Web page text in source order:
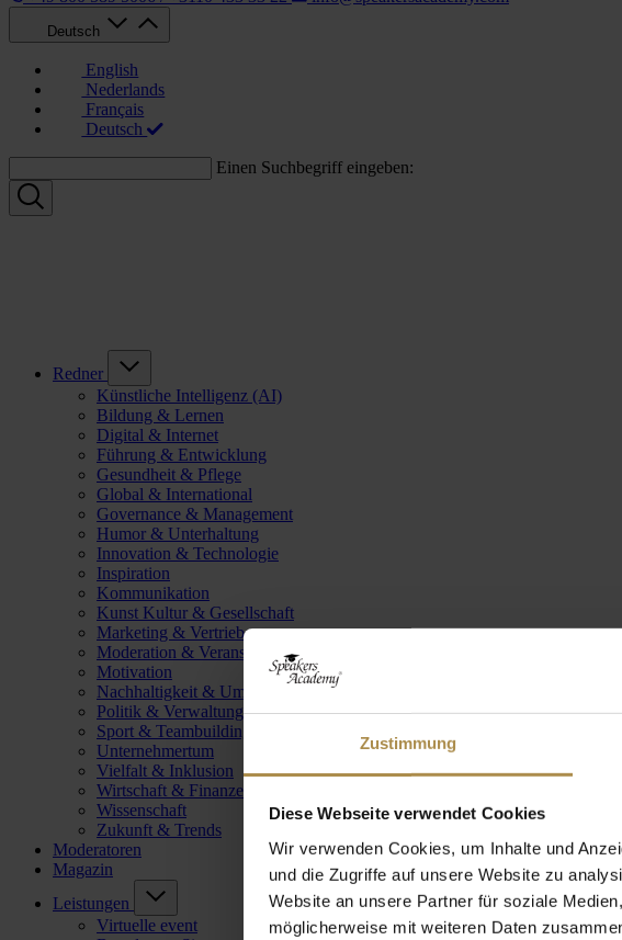
Zustimmung
Diese Webseite verwendet Cookies
Wir verwenden Cookies, um Inhalte und
und die Zugriffe auf unsere Website zu
Website an unsere Partner für soziale
möglicherweise mit weiteren Daten
Deutsch
English
Nederlands
Français
Deutsch
Einen Suchbegriff eingeben:
Redner
Künstliche Intelligenz (AI)
Bildung & Lernen
Digital & Internet
Führung & Entwicklung
Gesundheit & Pflege
Global & International
Governance & Management
Humor & Unterhaltung
Innovation & Technologie
Inspiration
Kommunikation
Kunst Kultur & Gesellschaft
Marketing & Vertrieb
Moderation & Veranstaltungsleitung
Motivation
Nachhaltigkeit & Umwelt
Politik & Verwaltung
Sport & Teambuilding
Unternehmertum
Vielfalt & Inklusion
Wirtschaft & Finanzen
Wissenschaft
Zukunft & Trends
Moderatoren
Magazin
Leistungen
Virtuelle event